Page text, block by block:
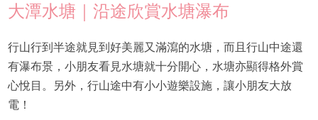
大潭水塘｜沿途欣賞水塘瀑布
行山行到半途就見到好美麗又滿瀉的水塘，而且行山中途還
有瀑布景，小朋友看見水塘就十分開心，水塘亦顯得格外賞
心悅目。另外，行山途中有小小遊樂設施，讓小朋友大放
電！